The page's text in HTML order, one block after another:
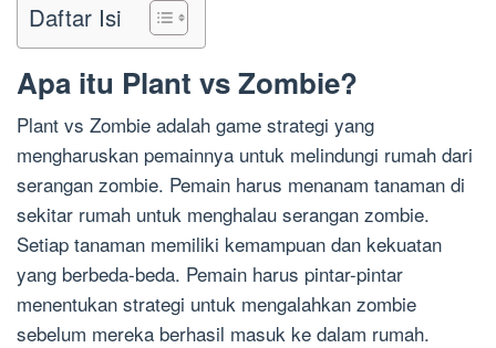
Daftar Isi
Apa itu Plant vs Zombie?
Plant vs Zombie adalah game strategi yang
mengharuskan pemainnya untuk melindungi rumah dari
serangan zombie. Pemain harus menanam tanaman di
sekitar rumah untuk menghalau serangan zombie.
Setiap tanaman memiliki kemampuan dan kekuatan
yang berbeda-beda. Pemain harus pintar-pintar
menentukan strategi untuk mengalahkan zombie
sebelum mereka berhasil masuk ke dalam rumah.